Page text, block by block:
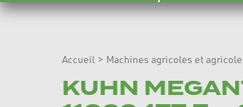
Accueil > Machines agricoles et
KUHN